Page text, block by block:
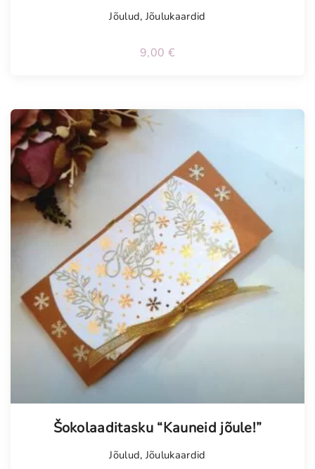
Jõulud, Jõulukaardid
9,00 €
Šokolaaditasku “Kauneid jõule!”
Jõulud, Jõulukaardid